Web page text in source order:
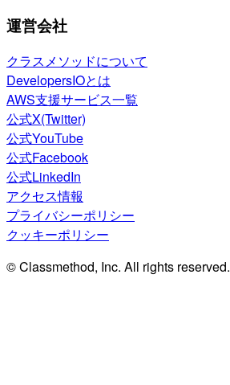
運営会社
クラスメソッドについて
DevelopersIOとは
AWS支援サービス一覧
公式X(Twitter)
公式YouTube
公式Facebook
公式LinkedIn
アクセス情報
プライバシーポリシー
クッキーポリシー
© Classmethod, Inc. All rights reserved.